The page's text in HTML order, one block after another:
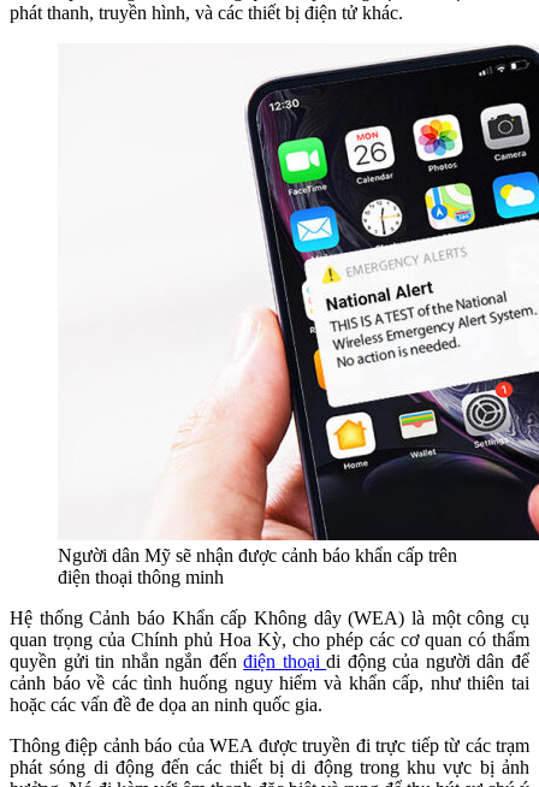
phát thanh, truyền hình, và các thiết bị điện tử khác.
Người dân Mỹ sẽ nhận được cảnh báo khẩn cấp trên
điện thoại thông minh
Hệ thống Cảnh báo Khẩn cấp Không dây (WEA) là một công cụ
quan trọng của Chính phủ Hoa Kỳ, cho phép các cơ quan có thẩm
quyền gửi tin nhắn ngắn đếnđiện thoạidi động của người dân để
cảnh báo về các tình huống nguy hiểm và khẩn cấp, như thiên tai
hoặc các vấn đề đe dọa an ninh quốc gia.
Thông điệp cảnh báo của WEA được truyền đi trực tiếp từ các trạm
phát sóng di động đến các thiết bị di động trong khu vực bị ảnh